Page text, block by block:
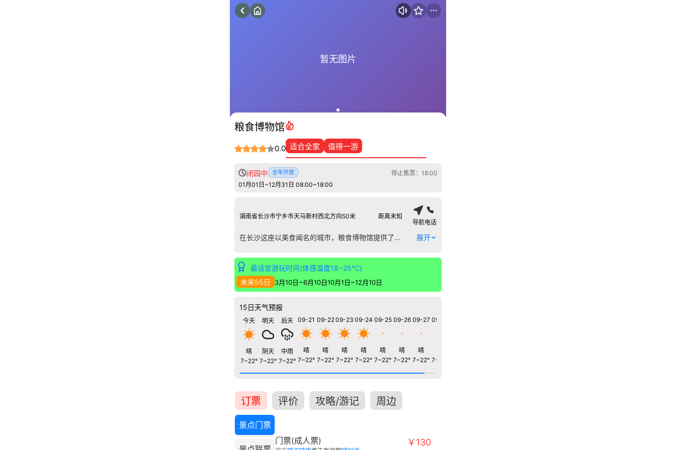
暂无图片
粮食博物馆
0.0 适合全家 值得一游
闭园中 全年开放
停止售票：18:00
01月01日~12月31日 08:00~18:00
湖南省长沙市宁乡市天马新村西北方向50米
距离未知
导航电话
在长沙这座以美食闻名的城市，粮食博物馆提供了一个独特的视角，让您探寻每一粒米、每一口面背后的深远故事。这里并非传统意义上的文物陈列，而是将粮食的起源、耕种、储藏、加工到成为盘中餐的完整链条生动呈现。 馆内核心展区通过古代农具实物、逼真的农耕场景复原以及详实的图文资料，系统梳理了中国粮食生产技术的发展史。您可以见到从新石器时代的石磨盘到近代的碾米机，直观感受“粒粒皆辛苦”的技术演进。特别值得一提的是对湖南本土稻作文明的深度解读，展示了洞庭湖平原如何成为天下粮仓的地理与人文根基。 博物馆巧妙运用多媒体互动和实物体验，例如设置的小型碾米装置可供操作，让参观者，尤其是青少年，亲手触摸粮食从谷物到精米的蜕变过程。它不仅仅讲述过去，更引导观众思考粮食安全、节约与可持续农业的未来议题。在这里，寻常的粮食被赋予了文明载体的厚重分量，是一次连接土地、历史与日常生活的深刻认知之旅。 展开
最适宜游玩时间(体感温度18~25℃)
未来55日
3月10日~6月10日10月1日~12月10日
15日天气预报
今天
晴
7~22°
明天
阴天
7~22°
后天
中雨
7~22°
09-21
晴
7~22°
09-22
晴
7~22°
09-23
晴
7~22°
09-24
晴
7~22°
09-25
晴
7~22°
09-26
晴
7~22°
09-27
晴
7~22°
09-28
7~22°
订票 评价 攻略/游记 周边
景点门票
门票(成人票) ￥130